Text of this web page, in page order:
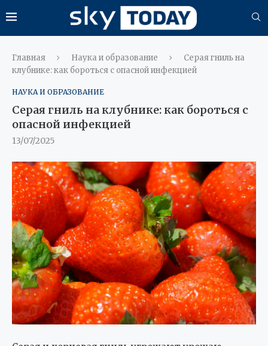
Главная Наука и образование
Серая гниль на
клубнике: как бороться с опасной инфекцией
НАУКА И ОБРАЗОВАНИЕ
Серая гниль на клубнике: как бороться с
опасной инфекцией
13/07/2025